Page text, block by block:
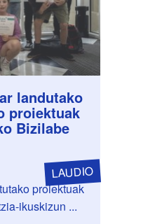
landutako
proiektuak
Bizilabe
LAUDIO
proiektuak
ikuskizun ...